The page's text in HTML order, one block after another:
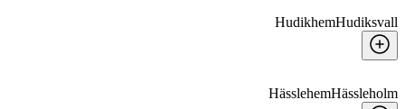
HudikhemHudiksvall
HässlehemHässleholm